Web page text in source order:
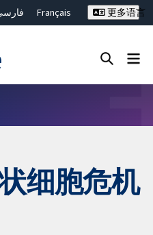
Français
更多语言
细胞危机